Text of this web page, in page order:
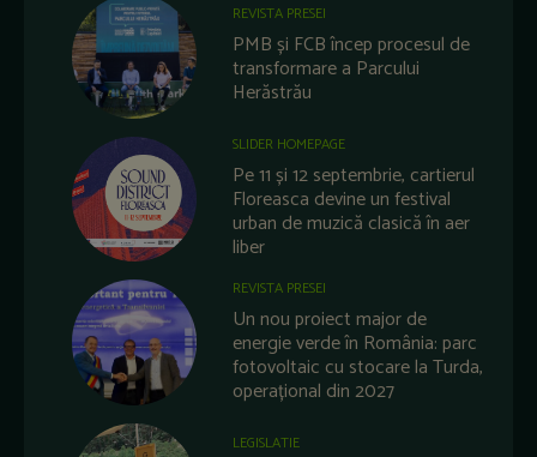
REVISTA PRESEI
PMB și FCB încep procesul de
transformare a Parcului
Herăstrău
SLIDER HOMEPAGE
Pe 11 și 12 septembrie, cartierul
Floreasca devine un festival
urban de muzică clasică în aer
liber
REVISTA PRESEI
Un nou proiect major de
energie verde în România: parc
fotovoltaic cu stocare la Turda,
operațional din 2027
LEGISLATIE